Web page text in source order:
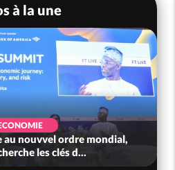
à la une
SOCIÉTÉ
Méagui célèbre les 66 ans de
dans l'unité, l...